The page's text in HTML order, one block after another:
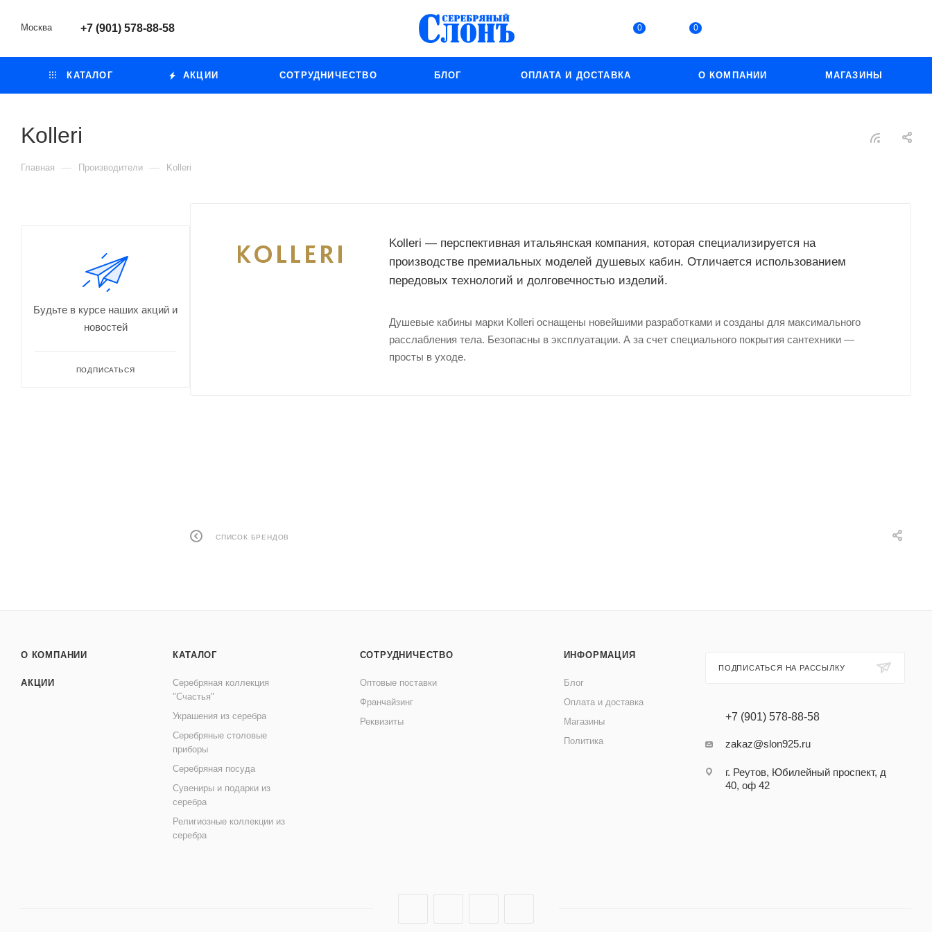
Москва +7 (901) 578-88-58 0 0
КАТАЛОГ АКЦИИ СОТРУДНИЧЕСТВО БЛОГ ОПЛАТА И ДОСТАВКА О КОМПАНИИ МАГАЗИНЫ
Kolleri
Главная — Производители — Kolleri
Kolleri — перспективная итальянская компания, которая специализируется на
производстве премиальных моделей душевых кабин. Отличается использованием
передовых технологий и долговечностью изделий.
Душевые кабины марки Kolleri оснащены новейшими разработками и созданы для максимального
расслабления тела. Безопасны в эксплуатации. А за счет специального покрытия сантехники —
просты в уходе.
СПИСОК БРЕНДОВ
Будьте в курсе наших акций и
новостей
ПОДПИСАТЬСЯ
О КОМПАНИИ
АКЦИИ
КАТАЛОГ
Серебряная коллекция
"Счастья"
Украшения из серебра
Серебряные столовые
приборы
Серебряная посуда
Сувениры и подарки из
серебра
Религиозные коллекции из
серебра
СОТРУДНИЧЕСТВО
Оптовые поставки
Франчайзинг
Реквизиты
ИНФОРМАЦИЯ
Блог
Оплата и доставка
Магазины
Политика
ПОДПИСАТЬСЯ НА РАССЫЛКУ
+7 (901) 578-88-58
zakaz@slon925.ru
г. Реутов, Юбилейный проспект, д
40, оф 42